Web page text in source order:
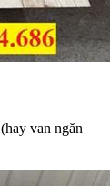
van ngăn